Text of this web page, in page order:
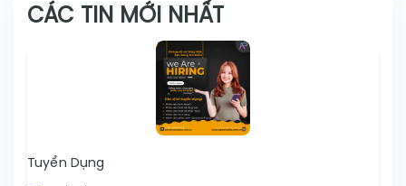
CÁC TIN MỚI NHẤT
Tuyển Dụng